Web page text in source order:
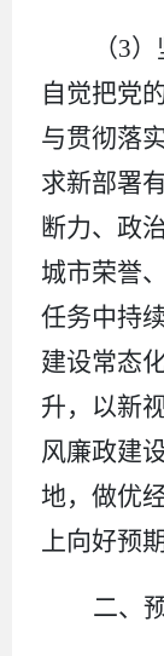
（3）
自觉把党
与贯彻落
求新部署
断力、政
城市荣誉、
任务中持
建设常态
升，以新
风廉政建
地，做优
上向好预期
二、